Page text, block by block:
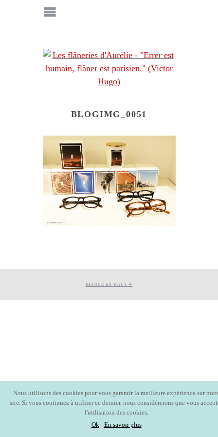
BLOGIMG_0051
RETOUR EN HAUT
Nous utilisons des cookies pour vous garantir la meilleure expérience sur
site. Si vous continuez à utiliser ce dernier, nous considérerons que vous
l'utilisation des cookies.
Ok
En savoir plus